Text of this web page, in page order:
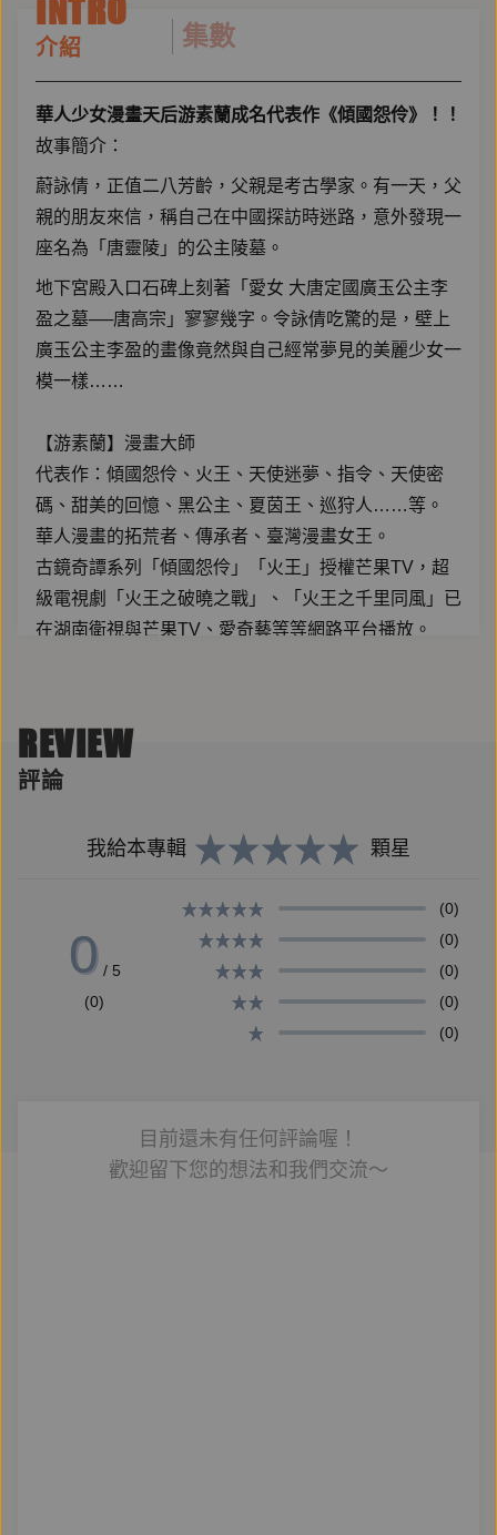
INTRO
介紹 集數
華人少女漫畫天后游素蘭成名代表作《傾國怨伶》！！
故事簡介：
蔚詠倩，正值二八芳齡，父親是考古學家。有一天，父
親的朋友來信，稱自己在中國探訪時迷路，意外發現一
座名為「唐靈陵」的公主陵墓。
地下宮殿入口石碑上刻著「愛女 大唐定國廣玉公主李
盈之墓──唐高宗」寥寥幾字。令詠倩吃驚的是，壁上
廣玉公主李盈的畫像竟然與自己經常夢見的美麗少女一
模一樣……
【游素蘭】漫畫大師
代表作：傾國怨伶、火王、天使迷夢、指令、天使密
碼、甜美的回憶、黑公主、夏茵王、巡狩人……等。
華人漫畫的拓荒者、傳承者、臺灣漫畫女王。
古鏡奇譚系列「傾國怨伶」「火王」授權芒果TV，超
級電視劇「火王之破曉之戰」、「火王之千里同風」已
在湖南衛視與芒果TV、愛奇藝等等網路平台播放。
旁白 憶裳思思
蔚詠倩/小李盈 小酥餅
李盈/嫿琤 瑪嘉烈
尚軒 邢烔神語
蔚博士 薄鹽
昊玥 正仁不歪
皇帝/帝昀 雨豪
執行 言且秦、凌鳶
REVIEW
評論
我給本專輯 顆星
0 / 5
(0)
(0)
(0)
(0)
(0)
(0)
目前還未有任何評論喔！
歡迎留下您的想法和我們交流～